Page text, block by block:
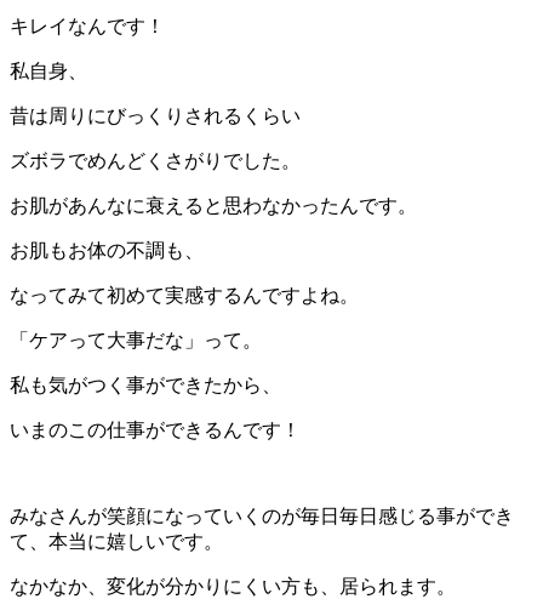
キレイなんです！
私自身、
昔は周りにびっくりされるくらい
ズボラでめんどくさがりでした。
お肌があんなに衰えると思わなかったんです。
お肌もお体の不調も、
なってみて初めて実感するんですよね。
「ケアって大事だな」って。
私も気がつく事ができたから、
いまのこの仕事ができるんです！
みなさんが笑顔になっていくのが毎日毎日感じる事ができ
て、本当に嬉しいです。
なかなか、変化が分かりにくい方も、居られます。